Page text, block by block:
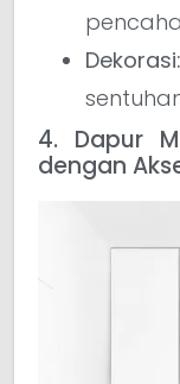
Dekorasi:
4. Dapur
dengan